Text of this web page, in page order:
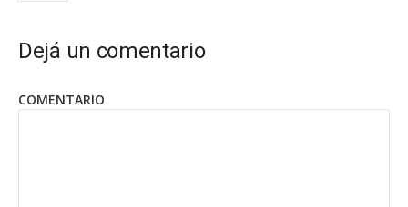
Dejá un comentario
COMENTARIO